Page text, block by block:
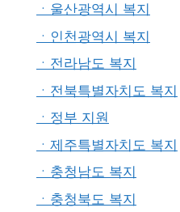
ㆍ울산광역시 복지
ㆍ인천광역시 복지
ㆍ전라남도 복지
ㆍ전북특별자치도 복지
ㆍ정부 지원
ㆍ제주특별자치도 복지
ㆍ충청남도 복지
ㆍ충청북도 복지